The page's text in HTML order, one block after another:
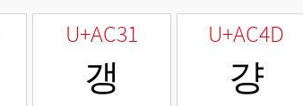
U+AC31
갱
U+AC4D
걍